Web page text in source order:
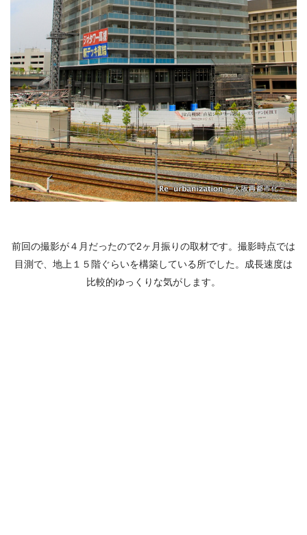
前回の撮影が４月だったので2ヶ月振りの取材です。撮影時点では
目測で、地上１５階ぐらいを構築している所でした。成長速度は
比較的ゆっくりな気がします。